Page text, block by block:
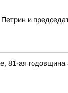
и
81-ая